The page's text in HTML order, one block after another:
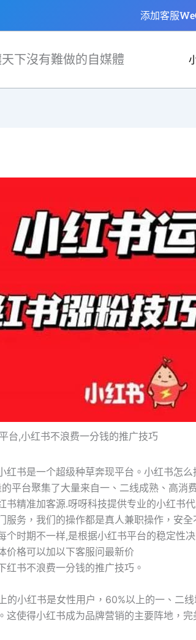
添加客服
下沒有難做的自媒體
台,小红书不浪费一分钱的推广技巧
红书是一个超级种草奔现平台。小红书怎
平台聚集了大量来自一、二线成熟、高消
书精准加客源.呀呀科技提供专业的小红书
服务，我们的操作都是真人兼职操作，安全
个时期不一样,是根据小红书平台的稳定性
价格可以加以下客服问最新价
红书不浪费一分钱的推广技巧。
的小红书是女性用户，60%以上的一、二
这使得小红书成为品牌营销的主要阵地，